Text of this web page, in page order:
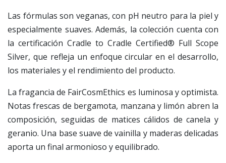
Las fórmulas son veganas, con pH neutro para la piel y
especialmente suaves. Además, la colección cuenta con
la certificación Cradle to Cradle Certified® Full Scope
Silver, que refleja un enfoque circular en el desarrollo,
los materiales y el rendimiento del producto.
La fragancia de FairCosmEthics es luminosa y optimista.
Notas frescas de bergamota, manzana y limón abren la
composición, seguidas de matices cálidos de canela y
geranio. Una base suave de vainilla y maderas delicadas
aporta un final armonioso y equilibrado.